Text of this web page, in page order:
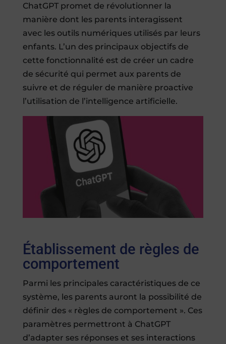
ChatGPT promet de révolutionner la
manière dont les parents interagissent
avec les outils numériques utilisés par leurs
enfants. L’un des principaux objectifs de
cette fonctionnalité est de créer un cadre
de sécurité qui permet aux parents de
suivre et de réguler de manière proactive
l’utilisation de l’intelligence artificielle.
Établissement de règles de
comportement
Parmi les principales caractéristiques de ce
système, les parents auront la possibilité de
définir des « règles de comportement ». Ces
paramètres permettront à ChatGPT
d’adapter ses réponses et ses interactions